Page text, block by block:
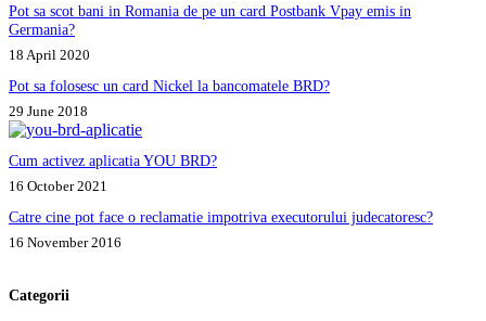
Pot sa scot bani in Romania de pe un card Postbank Vpay emis in
Germania?
18 April 2020
Pot sa folosesc un card Nickel la bancomatele BRD?
29 June 2018
Cum activez aplicatia YOU BRD?
16 October 2021
Catre cine pot face o reclamatie impotriva executorului judecatoresc?
16 November 2016
Categorii